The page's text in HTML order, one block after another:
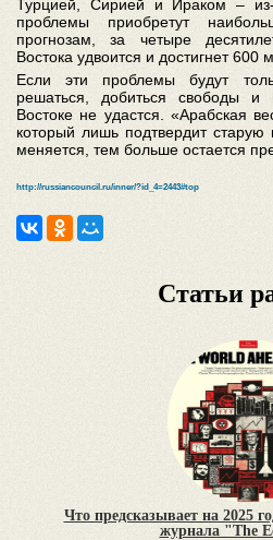
Турцией, Сирией и Ираком –
проблемы приобретут
прогнозам, за четыре
Востока удвоится и достигнет 600
Если эти проблемы будут
решаться, добиться свободы и
Востоке не удастся. «Арабская
который лишь подтвердит
меняется, тем больше остается
http://russiancouncil.ru/inner/?id_4=2443#top
Статьи
Что предсказывает на 2025
журнала "The